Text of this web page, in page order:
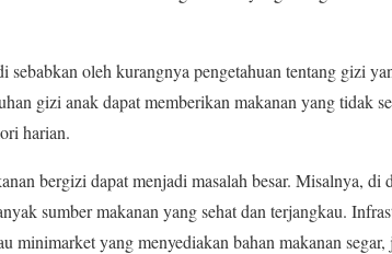
oleh kurangnya pengetahuan tentang gizi
gizi anak dapat memberikan makanan yang tidak
harian.
bergizi dapat menjadi masalah besar. Misalnya, di
sumber makanan yang sehat dan terjangkau.
minimarket yang menyediakan bahan makanan